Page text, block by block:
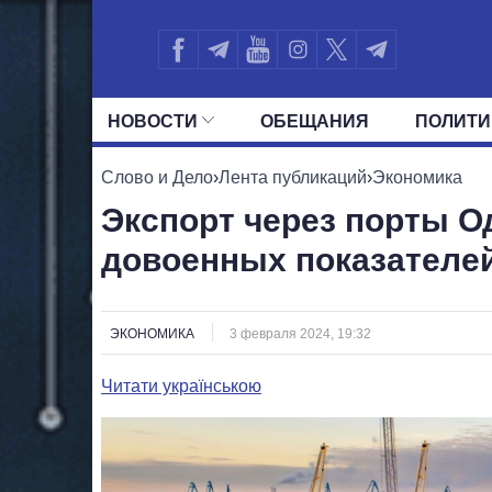
НОВОСТИ ОБЕЩАНИЯ
ВСЕ ПОЛИТИКИ ПРЕЗИДЕНТ И
Слово и Дело›Лента публикаций›Экономика
Экспорт через порты
довоенных
ЭКОНОМИКА 3 февраля 2024, 19:32
Читати українською